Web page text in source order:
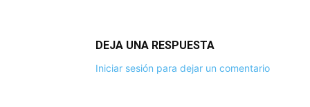
DEJA UNA RESPUESTA
Iniciar sesión para dejar un comentario